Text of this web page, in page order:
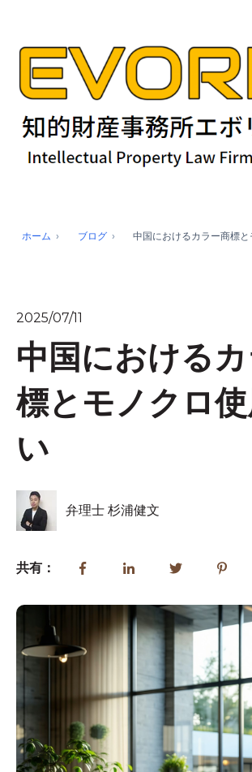
ホーム ブログ 中国におけるカラー商標
2025/07/11
中国における
標とモノクロ
い
弁理士 杉浦健文
共有：